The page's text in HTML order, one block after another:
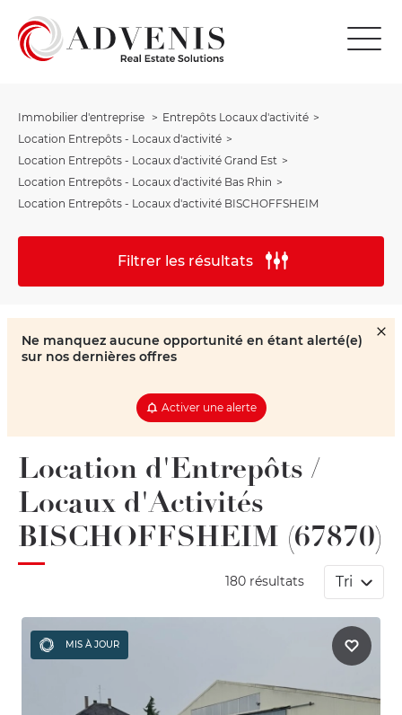
Immobilier d'entreprise
Entrepôts Locaux d'activité
Location Entrepôts - Locaux d'activité
Location Entrepôts - Locaux d'activité Grand Est
Location Entrepôts - Locaux d'activité Bas Rhin
Location Entrepôts - Locaux d'activité BISCHOFFSHEIM
Filtrer les résultats
Ne manquez aucune opportunité en étant alerté(e)
sur nos dernières offres
Activer une alerte
Location d'Entrepôts /
Locaux d'Activités
BISCHOFFSHEIM (67870)
180 résultats Tri
MIS À JOUR